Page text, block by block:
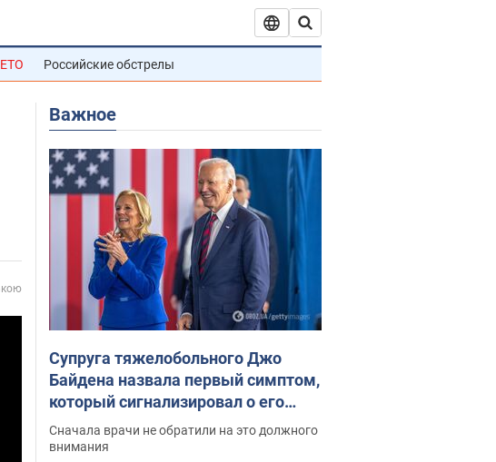
Российские обстрелы
Важное
Супруга тяжелобольного Джо
Байдена назвала первый симптом,
который сигнализировал о его
"агрессивном" раке
Сначала врачи не обратили на это должного
внимания